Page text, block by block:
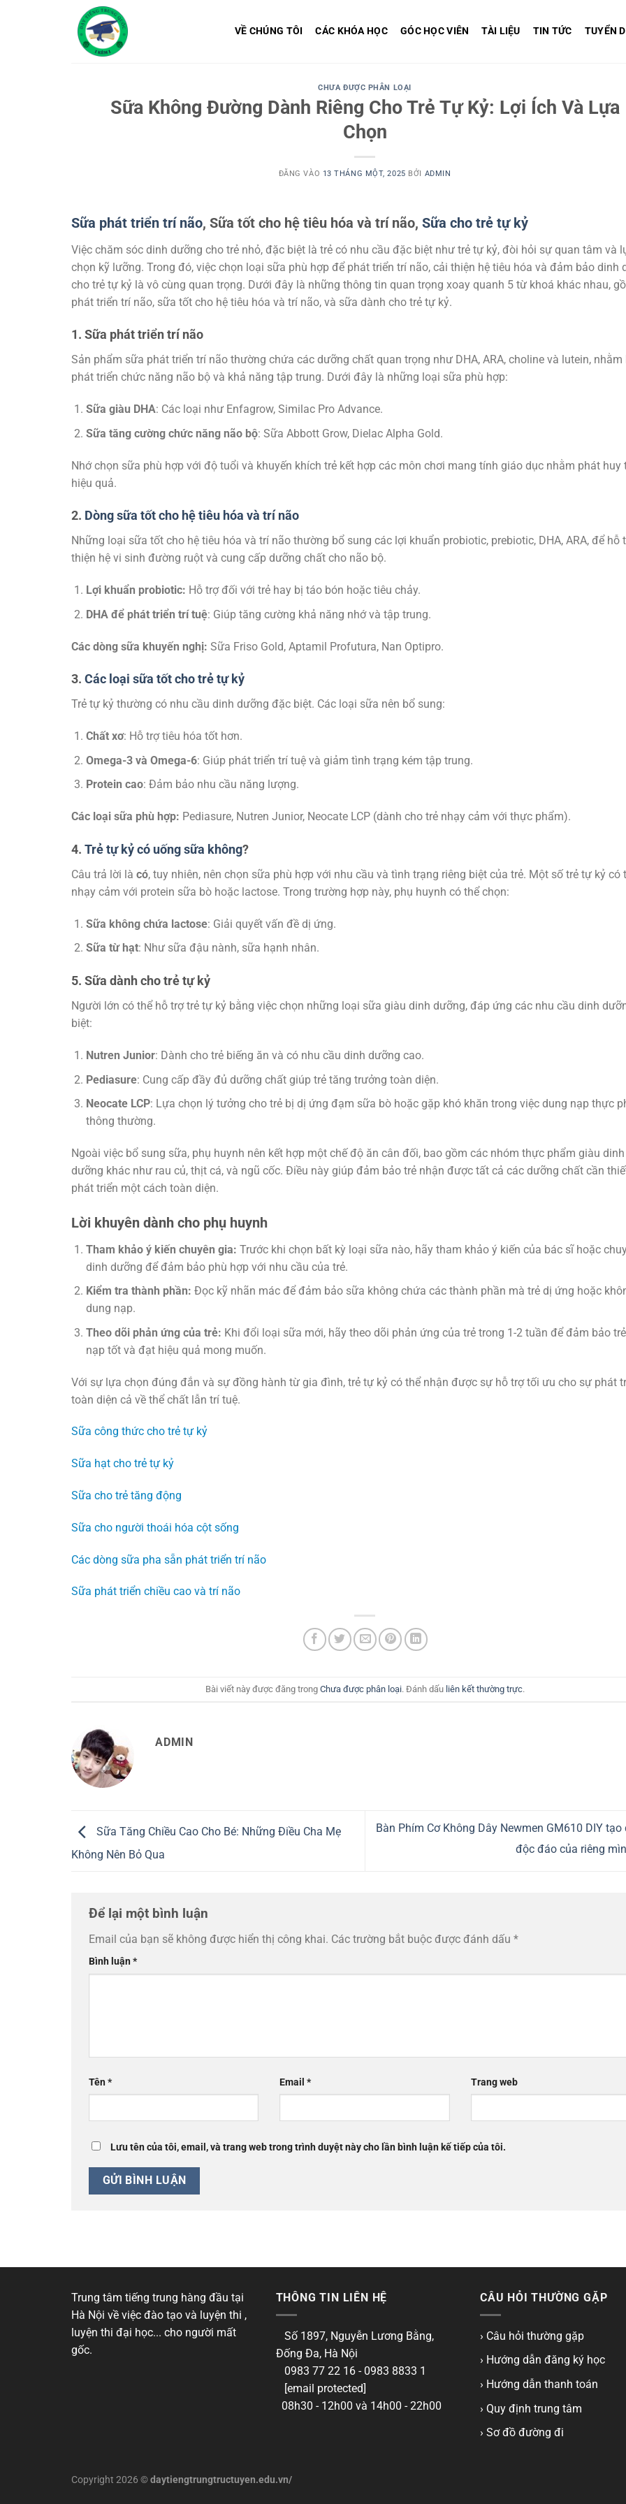
VỀ CHÚNG TÔI CÁC KHÓA HỌC GÓC HỌC VIÊN TÀI LIỆU TIN TỨC TUYỂN
CHƯA ĐƯỢC PHÂN LOẠI
Sữa Không Đường Dành Riêng Cho Trẻ Tự Kỷ: Lợi Ích Và Lựa
Chọn
ĐĂNG VÀO 13 THÁNG MỘT, 2025 BỞI ADMIN
Sữa phát triển trí não, Sữa tốt cho hệ tiêu hóa và trí não, Sữa cho trẻ tự kỷ
Việc chăm sóc dinh dưỡng cho trẻ nhỏ, đặc biệt là trẻ có nhu cầu đặc biệt như trẻ tự kỷ, đòi hỏi sự quan tâm và
chọn kỹ lưỡng. Trong đó, việc chọn loại sữa phù hợp để phát triển trí não, cải thiện hệ tiêu hóa và đảm bảo dinh
cho trẻ tự kỷ là vô cùng quan trọng. Dưới đây là những thông tin quan trọng xoay quanh 5 từ khoá khác nhau,
phát triển trí não, sữa tốt cho hệ tiêu hóa và trí não, và sữa dành cho trẻ tự kỷ.
1. Sữa phát triển trí não
Sản phẩm sữa phát triển trí não thường chứa các dưỡng chất quan trọng như DHA, ARA, choline và lutein, nhằm
phát triển chức năng não bộ và khả năng tập trung. Dưới đây là những loại sữa phù hợp:
Sữa giàu DHA: Các loại như Enfagrow, Similac Pro Advance.
Sữa tăng cường chức năng não bộ: Sữa Abbott Grow, Dielac Alpha Gold.
Nhớ chọn sữa phù hợp với độ tuổi và khuyến khích trẻ kết hợp các môn chơi mang tính giáo dục nhằm phát huy
hiệu quả.
2. Dòng sữa tốt cho hệ tiêu hóa và trí não
Những loại sữa tốt cho hệ tiêu hóa và trí não thường bổ sung các lợi khuẩn probiotic, prebiotic, DHA, ARA, để hỗ
thiện hệ vi sinh đường ruột và cung cấp dưỡng chất cho não bộ.
Lợi khuẩn probiotic: Hỗ trợ đối với trẻ hay bị táo bón hoặc tiêu chảy.
DHA để phát triển trí tuệ: Giúp tăng cường khả năng nhớ và tập trung.
Các dòng sữa khuyến nghị: Sữa Friso Gold, Aptamil Profutura, Nan Optipro.
3. Các loại sữa tốt cho trẻ tự kỷ
Trẻ tự kỷ thường có nhu cầu dinh dưỡng đặc biệt. Các loại sữa nên bổ sung:
Chất xơ: Hỗ trợ tiêu hóa tốt hơn.
Omega-3 và Omega-6: Giúp phát triển trí tuệ và giảm tình trạng kém tập trung.
Protein cao: Đảm bảo nhu cầu năng lượng.
Các loại sữa phù hợp: Pediasure, Nutren Junior, Neocate LCP (dành cho trẻ nhạy cảm với thực phẩm).
4. Trẻ tự kỷ có uống sữa không?
Câu trả lời là có, tuy nhiên, nên chọn sữa phù hợp với nhu cầu và tình trạng riêng biệt của trẻ. Một số trẻ tự kỷ có
nhạy cảm với protein sữa bò hoặc lactose. Trong trường hợp này, phụ huynh có thể chọn:
Sữa không chứa lactose: Giải quyết vấn đề dị ứng.
Sữa từ hạt: Như sữa đậu nành, sữa hạnh nhân.
5. Sữa dành cho trẻ tự kỷ
Người lớn có thể hỗ trợ trẻ tự kỷ bằng việc chọn những loại sữa giàu dinh dưỡng, đáp ứng các nhu cầu dinh
biệt:
Nutren Junior: Dành cho trẻ biếng ăn và có nhu cầu dinh dưỡng cao.
Pediasure: Cung cấp đầy đủ dưỡng chất giúp trẻ tăng trưởng toàn diện.
Neocate LCP: Lựa chọn lý tưởng cho trẻ bị dị ứng đạm sữa bò hoặc gặp khó khăn trong việc dung nạp thực
thông thường.
Ngoài việc bổ sung sữa, phụ huynh nên kết hợp một chế độ ăn cân đối, bao gồm các nhóm thực phẩm giàu dinh
dưỡng khác như rau củ, thịt cá, và ngũ cốc. Điều này giúp đảm bảo trẻ nhận được tất cả các dưỡng chất cần
phát triển một cách toàn diện.
Lời khuyên dành cho phụ huynh
Tham khảo ý kiến chuyên gia: Trước khi chọn bất kỳ loại sữa nào, hãy tham khảo ý kiến của bác sĩ hoặc
dinh dưỡng để đảm bảo phù hợp với nhu cầu của trẻ.
Kiểm tra thành phần: Đọc kỹ nhãn mác để đảm bảo sữa không chứa các thành phần mà trẻ dị ứng hoặc
dung nạp.
Theo dõi phản ứng của trẻ: Khi đổi loại sữa mới, hãy theo dõi phản ứng của trẻ trong 1-2 tuần để đảm bảo
nạp tốt và đạt hiệu quả mong muốn.
Với sự lựa chọn đúng đắn và sự đồng hành từ gia đình, trẻ tự kỷ có thể nhận được sự hỗ trợ tối ưu cho sự phát
toàn diện cả về thể chất lẫn trí tuệ.
Sữa công thức cho trẻ tự kỷ
Sữa hạt cho trẻ tự kỷ
Sữa cho trẻ tăng động
Sữa cho người thoái hóa cột sống
Các dòng sữa pha sẵn phát triển trí não
Sữa phát triển chiều cao và trí não
Bài viết này được đăng trong Chưa được phân loại. Đánh dấu liên kết thường trực.
ADMIN
Sữa Tăng Chiều Cao Cho Bé: Những Điều Cha Mẹ
Không Nên Bỏ Qua
Bàn Phím Cơ Không Dây Newmen GM610 DIY tạo
độc đáo của riêng
Để lại một bình luận
Email của bạn sẽ không được hiển thị công khai. Các trường bắt buộc được đánh dấu *
Bình luận*
Tên* Email* Trang web
Lưu tên của tôi, email, và trang web trong trình duyệt này cho lần bình luận kế tiếp của tôi.
Trung tâm tiếng trung hàng đầu tại
Hà Nội về việc đào tạo và luyện thi ,
luyện thi đại học... cho người mất
gốc.
THÔNG TIN LIÊN HỆ
Số 1897, Nguyễn Lương Bằng,
Đống Đa, Hà Nội
0983 77 22 16 - 0983 8833 1
[email protected]
08h30 - 12h00 và 14h00 - 22h00
CÂU HỎI THƯỜNG GẶP
› Câu hỏi thường gặp
› Hướng dẫn đăng ký học
› Hướng dẫn thanh toán
› Quy định trung tâm
› Sơ đồ đường đi
Copyright 2026 ©daytiengtrungtructuyen.edu.vn/